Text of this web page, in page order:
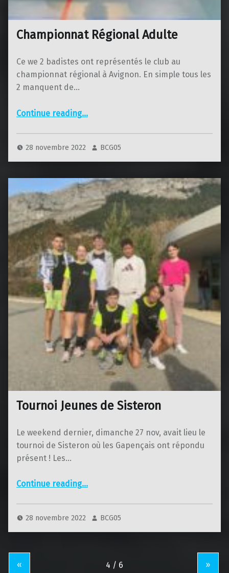
Championnat Régional Adulte
Ce we 2 badistes ont représentés le club au
championnat régional à Avignon. En simple tous les
2 manquent de…
Continue reading…
28 novembre 2022 BCG05
Tournoi Jeunes de Sisteron
Le weekend dernier, dimanche 27 nov, avait lieu le
tournoi de Sisteron où les Gapençais ont répondu
présent ! Les…
Continue reading
“Tournoi Jeunes de Sisteron”
…
28 novembre 2022 BCG05
« »